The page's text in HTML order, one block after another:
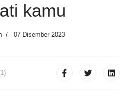
kamu
07 Disember 2023